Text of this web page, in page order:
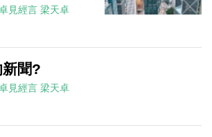
見經言 梁天卓
聞?
見經言 梁天卓